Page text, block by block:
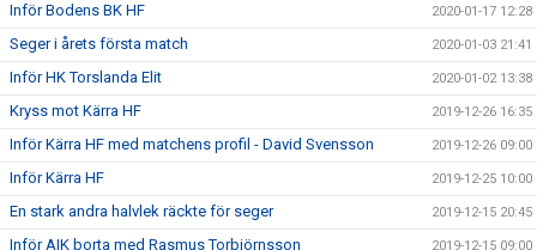
Inför Bodens BK HF 2020-01-17 12:28
Seger i årets första match 2020-01-03 21:41
Inför HK Torslanda Elit 2020-01-02 13:38
Kryss mot Kärra HF 2019-12-26 16:35
Inför Kärra HF med matchens profil - David Svensson 2019-12-26 09:00
Inför Kärra HF 2019-12-25 10:00
En stark andra halvlek räckte för seger 2019-12-15 20:45
Inför AIK borta med Rasmus Torbjörnsson 2019-12-15 09:00